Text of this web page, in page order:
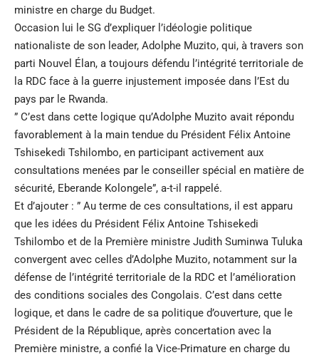
ministre en charge du Budget.
Occasion lui le SG d’expliquer l’idéologie politique
nationaliste de son leader, Adolphe Muzito, qui, à travers son
parti Nouvel Élan, a toujours défendu l’intégrité territoriale de
la RDC face à la guerre injustement imposée dans l’Est du
pays par le Rwanda.
” C’est dans cette logique qu’Adolphe Muzito avait répondu
favorablement à la main tendue du Président Félix Antoine
Tshisekedi Tshilombo, en participant activement aux
consultations menées par le conseiller spécial en matière de
sécurité, Eberande Kolongele”, a-t-il rappelé.
Et d’ajouter : ” Au terme de ces consultations, il est apparu
que les idées du Président Félix Antoine Tshisekedi
Tshilombo et de la Première ministre Judith Suminwa Tuluka
convergent avec celles d’Adolphe Muzito, notamment sur la
défense de l’intégrité territoriale de la RDC et l’amélioration
des conditions sociales des Congolais. C’est dans cette
logique, et dans le cadre de sa politique d’ouverture, que le
Président de la République, après concertation avec la
Première ministre, a confié la Vice-Primature en charge du